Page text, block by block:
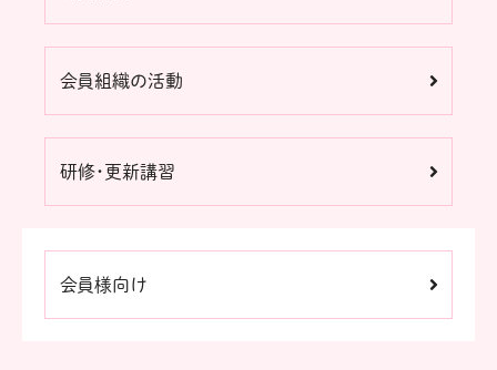
会員組織の活動
研修・更新講習
会員様向け